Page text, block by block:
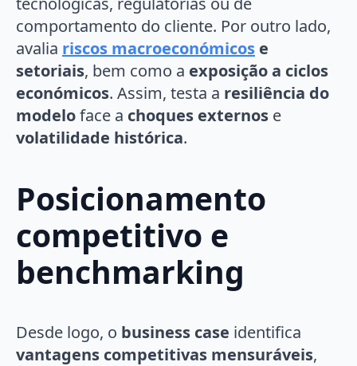
comportamento do cliente. Por outro lado,
avalia riscos macroeconómicos e
setoriais, bem como a exposição a ciclos
económicos. Assim, testa a resiliência do
modeloface a choques externos e
volatilidade histórica.
Posicionamento
competitivo e
benchmarking
Desde logo, o business case identifica
vantagens competitivas mensuráveis,